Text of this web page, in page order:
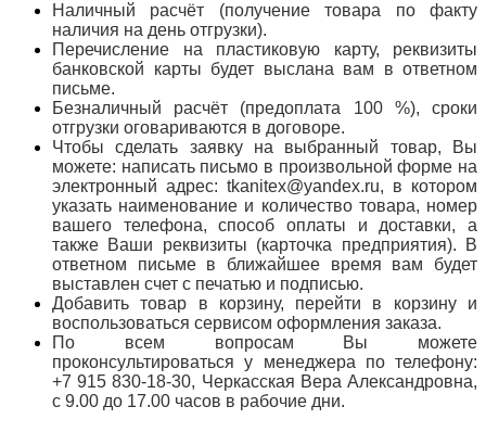
Наличный расчёт (получение товара по факту
наличия на день отгрузки).
Перечисление на пластиковую карту, реквизиты
банковской карты будет выслана вам в ответном
письме.
Безналичный расчёт (предоплата 100 %), сроки
отгрузки оговариваются в договоре.
Чтобы сделать заявку на выбранный товар, Вы
можете: написать письмо в произвольной форме на
электронный адрес: tkanitex@yandex.ru, в котором
указать наименование и количество товара, номер
вашего телефона, способ оплаты и доставки, а
также Ваши реквизиты (карточка предприятия). В
ответном письме в ближайшее время вам будет
выставлен счет с печатью и подписью.
Добавить товар в корзину, перейти в корзину и
воспользоваться сервисом оформления заказа.
По всем вопросам Вы можете
проконсультироваться у менеджера по телефону:
+7 915 830-18-30, Черкасская Вера Александровна,
с 9.00 до 17.00 часов в рабочие дни.